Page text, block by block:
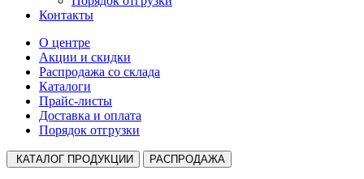
Контакты
О центре
Акции и скидки
Распродажа со склада
Каталоги
Прайс-листы
Доставка и оплата
Порядок отгрузки
КАТАЛОГ ПРОДУКЦИИ РАСПРОДАЖА